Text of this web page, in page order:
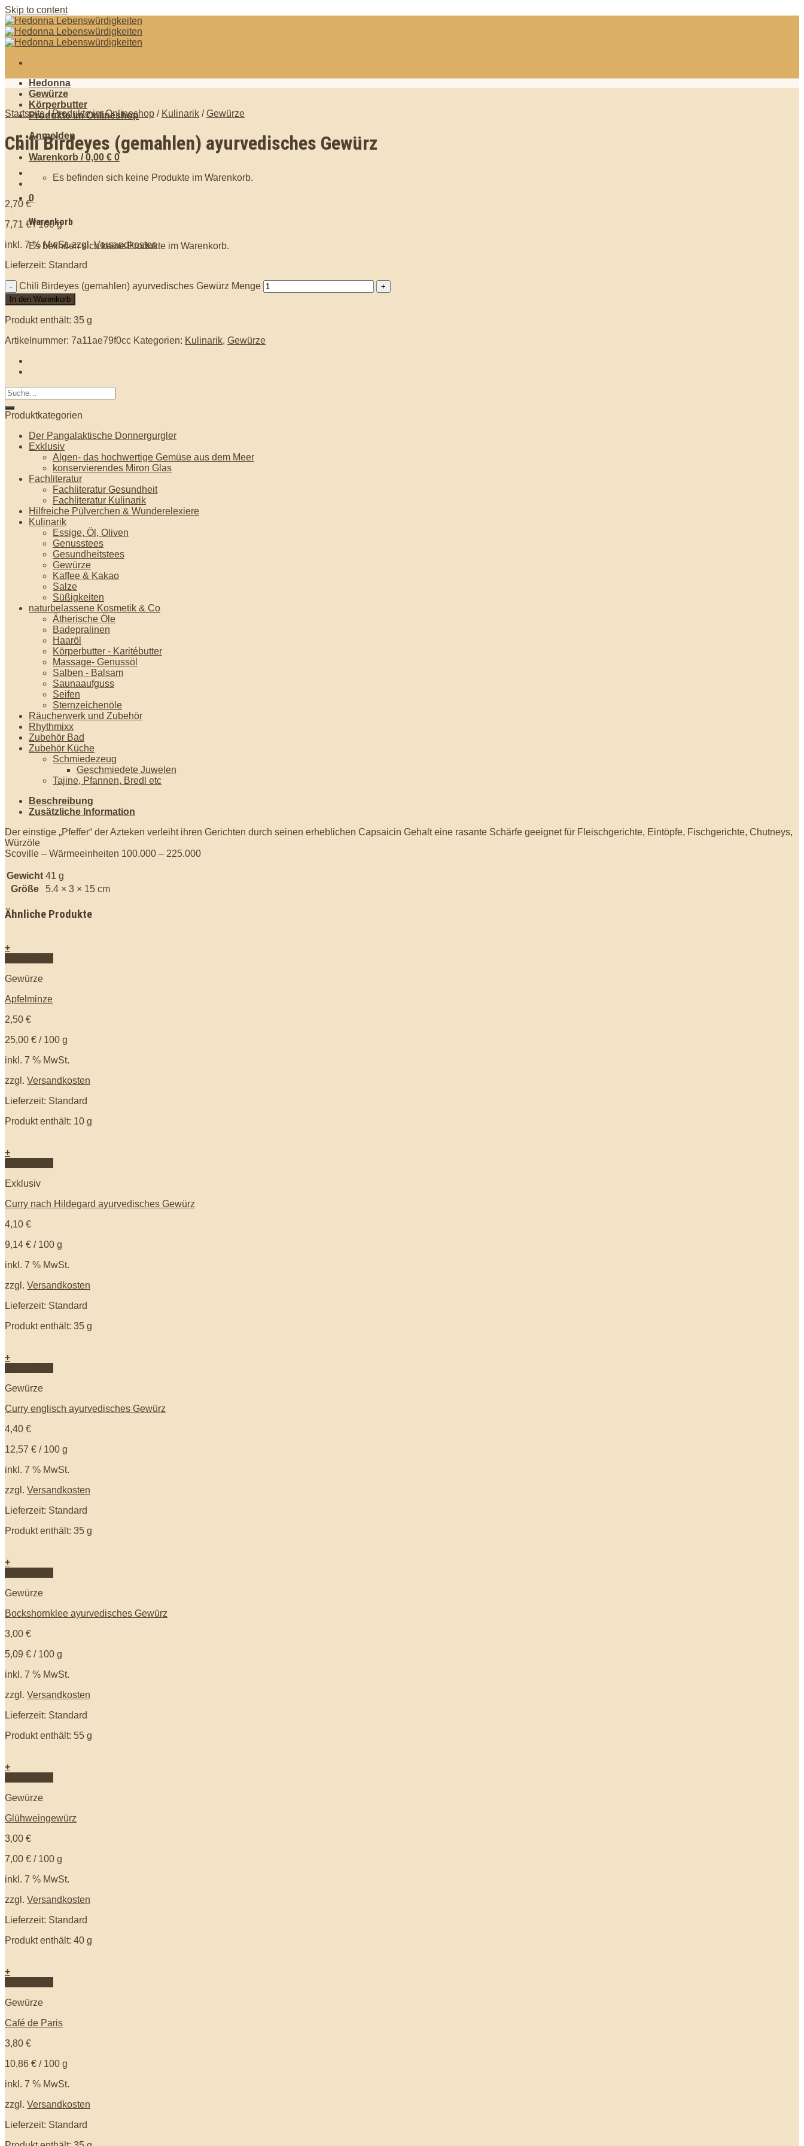
Skip to content
Hedonna
Gewürze
Körperbutter
Produkte im Onlineshop
Anmelden
Warenkorb /0,00 € 0
Es befinden sich keine Produkte im Warenkorb.
0
Warenkorb
Es befinden sich keine Produkte im Warenkorb.
Startseite / Produkte im Onlineshop / Kulinarik / Gewürze
Chili Birdeyes (gemahlen) ayurvedisches Gewürz
2,70 €
7,71 €/100 g
inkl. 7 % MwSt. zzgl.Versandkosten
Lieferzeit: Standard
Chili Birdeyes (gemahlen) ayurvedisches Gewürz Menge
In den Warenkorb
Produkt enthält: 35 g
Artikelnummer: 7a11ae79f0cc Kategorien: Kulinarik, Gewürze
Produktkategorien
Der Pangalaktische Donnergurgler
Exklusiv
Algen- das hochwertige Gemüse aus dem Meer
konservierendes Miron Glas
Fachliteratur
Fachliteratur Gesundheit
Fachliteratur Kulinarik
Hilfreiche Pülverchen & Wunderelexiere
Kulinarik
Essige, Öl, Oliven
Genusstees
Gesundheitstees
Gewürze
Kaffee & Kakao
Salze
Süßigkeiten
naturbelassene Kosmetik & Co
Ätherische Öle
Badepralinen
Haaröl
Körperbutter - Karitébutter
Massage- Genussöl
Salben - Balsam
Saunaaufguss
Seifen
Sternzeichenöle
Räucherwerk und Zubehör
Rhythmixx
Zubehör Bad
Zubehör Küche
Schmiedezeug
Geschmiedete Juwelen
Tajine, Pfannen, Bredl etc
Beschreibung
Zusätzliche Information
Der einstige „Pfeffer“ der Azteken verleiht ihren Gerichten durch seinen erheblichen Capsaicin Gehalt eine rasante Schärfe geeignet für Fleischgerichte, Eintöpfe, Fischgerichte, Chutneys,
Würzöle
Scoville – Wärmeeinheiten 100.000 – 225.000
Gewicht 41 g
Größe
5.4 × 3 × 15 cm
Ähnliche Produkte
+
Gewürze
Apfelminze
2,50 €
25,00 € / 100 g
inkl. 7 % MwSt.
zzgl. Versandkosten
Lieferzeit: Standard
Produkt enthält: 10 g
+
Exklusiv
Curry nach Hildegard ayurvedisches Gewürz
4,10 €
9,14 € / 100 g
inkl. 7 % MwSt.
zzgl. Versandkosten
Lieferzeit: Standard
Produkt enthält: 35 g
+
Gewürze
Curry englisch ayurvedisches Gewürz
4,40 €
12,57 € / 100 g
inkl. 7 % MwSt.
zzgl. Versandkosten
Lieferzeit: Standard
Produkt enthält: 35 g
+
Gewürze
Bockshornklee ayurvedisches Gewürz
3,00 €
5,09 € / 100 g
inkl. 7 % MwSt.
zzgl. Versandkosten
Lieferzeit: Standard
Produkt enthält: 55 g
+
Gewürze
Glühweingewürz
3,00 €
7,00 € / 100 g
inkl. 7 % MwSt.
zzgl. Versandkosten
Lieferzeit: Standard
Produkt enthält: 40 g
+
Gewürze
Café de Paris
3,80 €
10,86 € / 100 g
inkl. 7 % MwSt.
zzgl. Versandkosten
Lieferzeit: Standard